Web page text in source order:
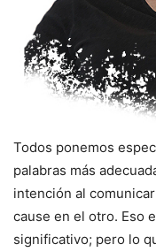
Todos ponemos
palabras más
intención al
cause en el otro. Eso
significativo; pero lo